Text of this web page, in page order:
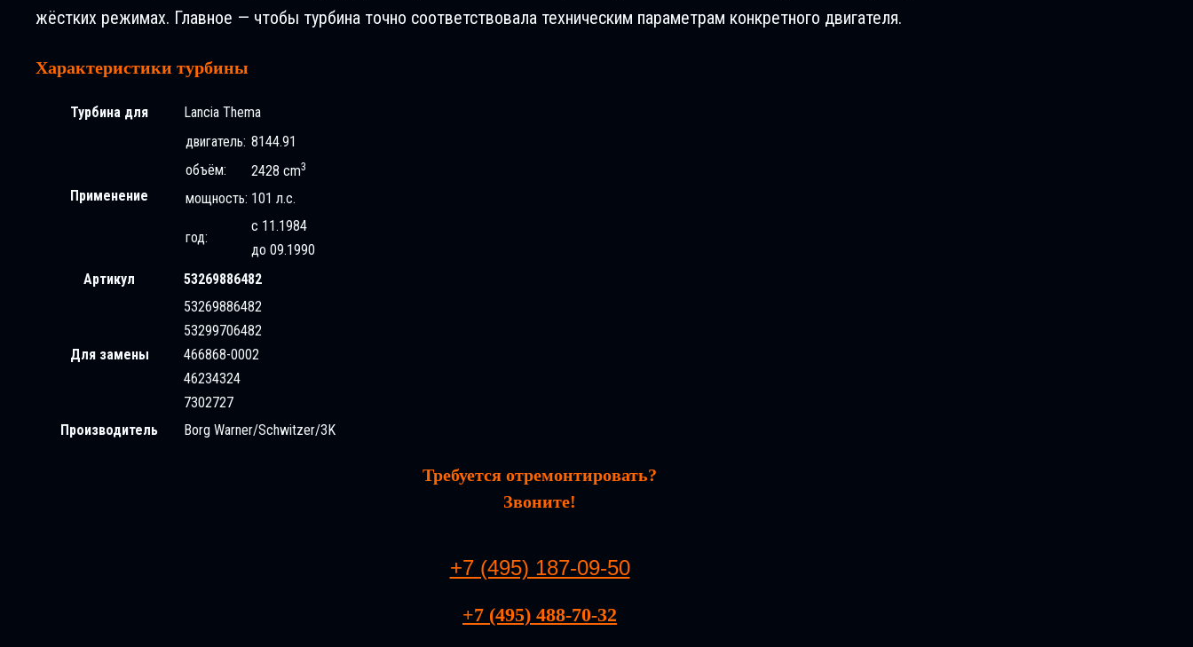
жёстких режимах. Главное — чтобы турбина точно соответствовала техническим параметрам конкретного двигателя.
Характеристики турбины
Турбина для Lancia Thema
Применение
двигатель: 8144.91
объём:
2428 cm3
мощность: 101 л.с.
год:
с 11.1984
до 09.1990
Артикул
53269886482
Для замены
53269886482
53299706482
466868-0002
46234324
7302727
Производитель
Borg Warner/Schwitzer/3K
Требуется отремонтировать?
Звоните!
+7 (495) 187-09-50
+7 (495) 488-70-32